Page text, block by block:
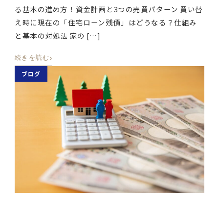
る基本の進め方！資金計画と3つの売買パターン 買い替
え時に現在の「住宅ローン残債」はどうなる？仕組み
と基本の対処法 家の […]
続きを読む ›
ブログ